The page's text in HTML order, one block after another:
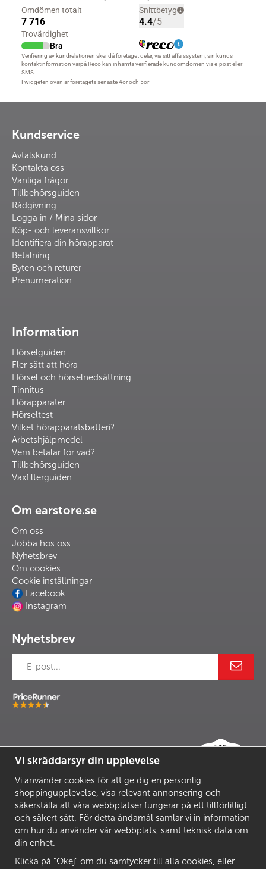
Kundservice
Avtalskund
Kontakta oss
Vanliga frågor
Tillbehörsguiden
Rådgivning
Logga in / Mina sidor
Köp- och leveransvillkor
Identifiera din hörapparat
Betalning
Byten och returer
Prenumeration
Information
Hörselguiden
Fler sätt att höra
Hörsel och hörselnedsättning
Tinnitus
Hörapparater
Hörseltest
Vilket hörapparatsbatteri?
Arbetshjälpmedel
Vem betalar för vad?
Tillbehörsguiden
Vaxfilterguiden
Om earstore.se
Om oss
Jobba hos oss
Nyhetsbrev
Om cookies
Cookie inställningar
Facebook
Instagram
Nyhetsbrev
Vi skräddarsyr din upplevelse
Vi använder cookies för att ge dig en personlig
shoppingupplevelse, visa relevant annonsering och
säkerställa att våra webbplatser fungerar på ett tillförlitligt
och säkert sätt. För detta ändamål samlar vi in information
om hur du använder vår webbplats, samt teknisk data om
din enhet.
Klicka på "Okej" om du samtycker till alla cookies, eller